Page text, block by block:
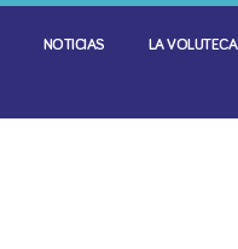
NOTICIAS LA VOLUTECA